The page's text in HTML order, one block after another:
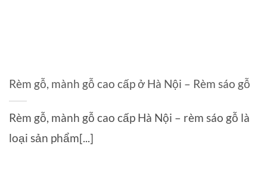
Rèm gỗ, mành gỗ cao cấp ở Hà Nội – Rèm sáo gỗ
Rèm gỗ, mành gỗ cao cấp Hà Nội – rèm sáo gỗ là
loại sản phẩm[...]